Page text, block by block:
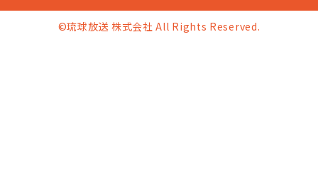
©琉球放送 株式会社 All Rights Reserved.